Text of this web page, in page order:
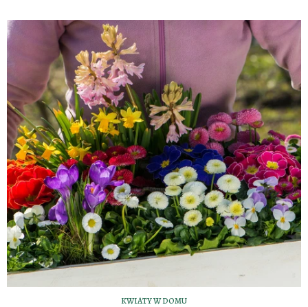
KWIATY W DOMU